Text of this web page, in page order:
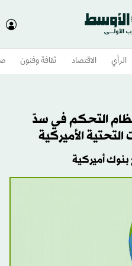
الرأي الاقتصاد ثقافة وفنون
التحكم في سدّ
التحتية الأميركية
بنوك أميركية